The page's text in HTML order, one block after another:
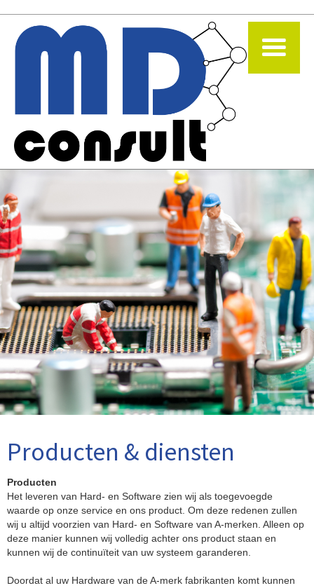
Producten & diensten
Producten
Het leveren van Hard- en Software zien wij als toegevoegde
waarde op onze service en ons product. Om deze redenen zullen
wij u altijd voorzien van Hard- en Software van A-merken. Alleen op
deze manier kunnen wij volledig achter ons product staan en
kunnen wij de continuïteit van uw systeem garanderen.
Doordat al uw Hardware van de A-merk fabrikanten komt kunnen